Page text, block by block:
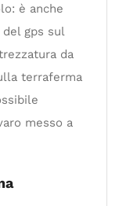
è anche
gps sul
da
terraferma
messo a